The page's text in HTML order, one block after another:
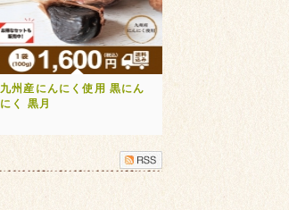
九州産にんにく使用 黒にん
にく 黒月